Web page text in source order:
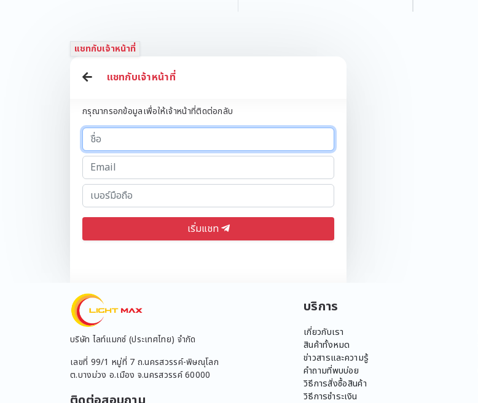
Lightmax
Lumax
Manitools
Matsukami
Matsumoto
Meta
Mica
Micron
Mira
Mirano
Mitsubishi
Nationine
Nato
Navigate
Npv
Okura
Osram
แชทกับเจ้าหน้าที่
แชทกับเจ้าหน้าที่
กรุณากรอกข้อมูลเพื่อให้เจ้าหน้าที่ติดต่อกลับ
เริ่มแชท
บริษัท ไลท์แมกซ์ (ประเทศไทย) จำกัด
เลขที่ 99/1 หมู่ที่ 7 ถ.นครสวรรค์-พิษณุโลก
ต.บางม่วง อ.เมือง จ.นครสวรรค์ 60000
บริการ
เกี่ยวกับเรา
สินค้าทั้งหมด
ข่าวสารและความรู้
คำถามที่พบบ่อย
วิธีการสั่งซื้อสินค้า
วิธีการชำระเงิน